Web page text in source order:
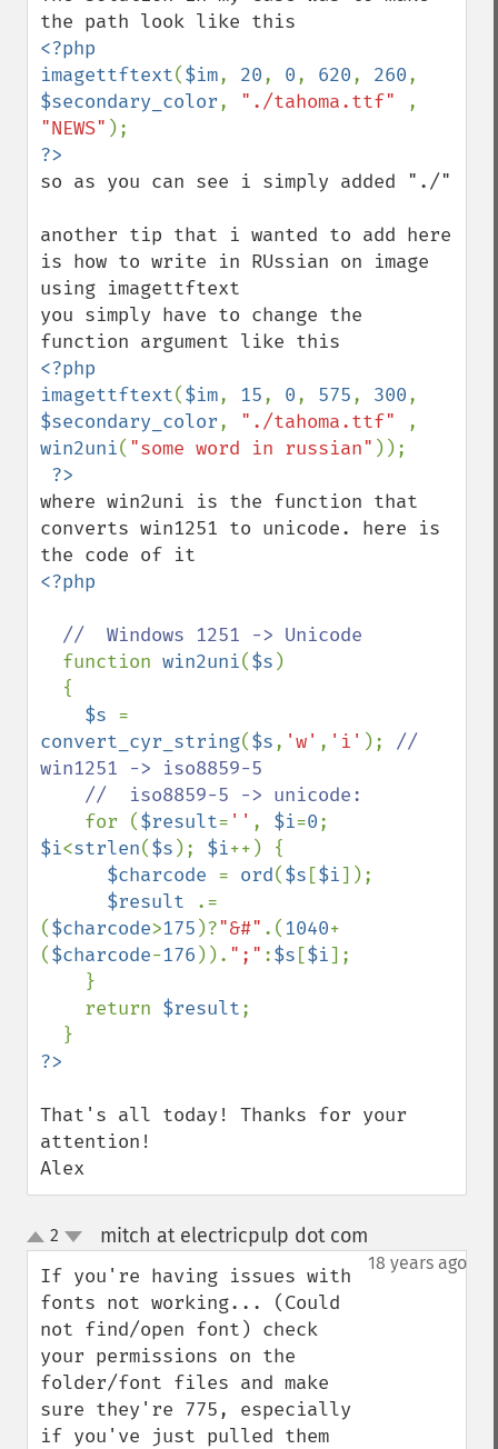
<?php
imagettftext($im, 20, 0, 620, 260
$secondary_color, "./tahoma.ttf"
"NEWS"
so as you can see i simply added "./"
another tip that i wanted to add here
is how to write in RUssian on image
using imagettftext
you simply have to change the
<?php
imagettftext($im, 15, 0, 575, 300
$secondary_color, "./tahoma.ttf"
win2uni( "some word in russian" ));
where win2uni is the function that
converts win1251 to unicode. here is
<?php
//  Windows 1251 -> Unicode
function win2uni($s )
$s
convert_cyr_string($s, 'w' , 'i' ); //
win1251 -> iso8859-5
for ($result= '' , $i=0
$i<strlen($s ); $i++) {
$charcode = ord($s [$i]);
$result
.=
($charcode>175 )?"&#" .(1040+
($charcode-176 )). ";" :$s [$i];
    return
$result;
That's all today! Thanks for your
attention!
Alex
up
down
2 mitch at electricpulp dot com
18 years ago
If you're having issues with
fonts not working... (Could
not find/open font) check
your permissions on the
folder/font files and make
sure they're 775, especially
if you've just pulled them